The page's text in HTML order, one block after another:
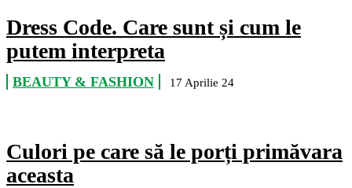
Dress Code. Care sunt și cum le
putem interpreta
BEAUTY & FASHION 17 Aprilie 24
Culori pe care să le porți primăvara
aceasta